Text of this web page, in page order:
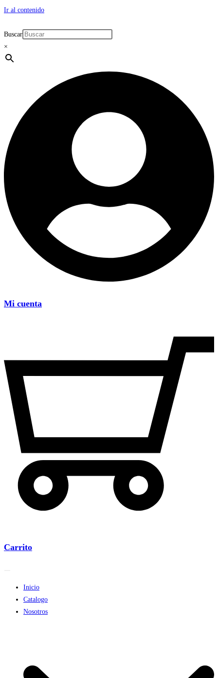
Ir al contenido
Buscar
×
Mi cuenta
Carrito
Inicio
Catalogo
Nosotros